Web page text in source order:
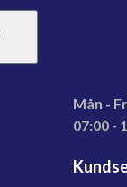
Mån -
07:00 -